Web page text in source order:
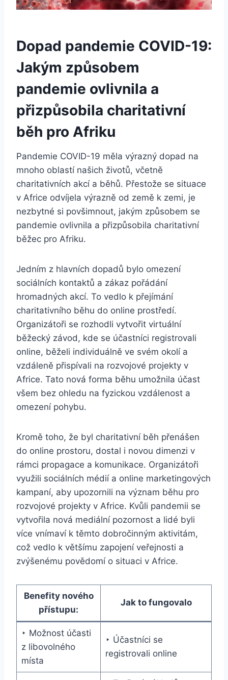
Dopad pandemie COVID-19:
Jakým způsobem
pandemie ovlivnila a
přizpůsobila charitativní
běh pro Afriku
Pandemie COVID-19 měla výrazný dopad na
mnoho oblastí našich životů, včetně
charitativních akcí a běhů. Přestože se situace
v Africe odvíjela výrazně od země k zemi, je
nezbytné si povšimnout, jakým způsobem se
pandemie ovlivnila a přizpůsobila charitativní
běžec pro Afriku.
Jedním z hlavních dopadů bylo omezení
sociálních kontaktů a zákaz pořádání
hromadných akcí. To vedlo k přejímání
charitativního běhu do online prostředí.
Organizátoři se rozhodli vytvořit virtuální
běžecký závod, kde se účastníci registrovali
online, běželi individuálně ve svém okolí a
vzdáleně přispívali na rozvojové projekty v
Africe. Tato nová forma běhu umožnila účast
všem bez ohledu na fyzickou vzdálenost a
omezení pohybu.
Kromě toho, že byl charitativní běh přenášen
do online prostoru, dostal i novou dimenzi v
rámci propagace a komunikace. Organizátoři
využili sociálních médií a online marketingových
kampaní, aby upozornili na význam běhu pro
rozvojové projekty v Africe. Kvůli pandemii se
vytvořila nová mediální pozornost a lidé byli
více vnímaví k těmto dobročinným aktivitám,
což vedlo k většímu zapojení veřejnosti a
zvýšenému povědomí o situaci v Africe.
Benefity nového
přístupu:
Jak to fungovalo
‣ Možnost účasti
z libovolného
místa
‣ Účastníci se
registrovali online